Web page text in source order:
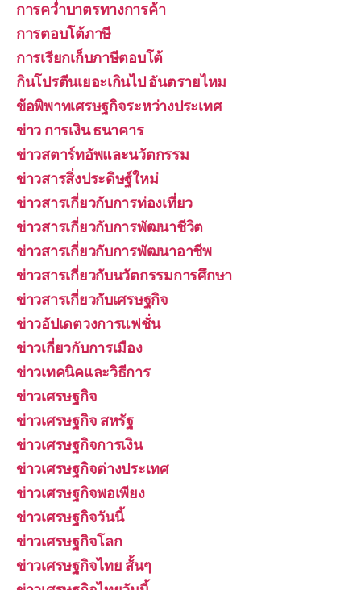
การคว่ำบาตรทางการค้า
การตอบโต้ภาษี
การเรียกเก็บภาษีตอบโต้
กินโปรตีนเยอะเกินไป อันตรายไหม
ข้อพิพาทเศรษฐกิจระหว่างประเทศ
ข่าว การเงิน ธนาคาร
ข่าวสตาร์ทอัพและนวัตกรรม
ข่าวสารสิ่งประดิษฐ์ใหม่
ข่าวสารเกี่ยวกับการท่องเที่ยว
ข่าวสารเกี่ยวกับการพัฒนาชีวิต
ข่าวสารเกี่ยวกับการพัฒนาอาชีพ
ข่าวสารเกี่ยวกับนวัตกรรมการศึกษา
ข่าวสารเกี่ยวกับเศรษฐกิจ
ข่าวอัปเดตวงการแฟชั่น
ข่าวเกี่ยวกับการเมือง
ข่าวเทคนิคและวิธีการ
ข่าวเศรษฐกิจ
ข่าวเศรษฐกิจ สหรัฐ
ข่าวเศรษฐกิจการเงิน
ข่าวเศรษฐกิจต่างประเทศ
ข่าวเศรษฐกิจพอเพียง
ข่าวเศรษฐกิจวันนี้
ข่าวเศรษฐกิจโลก
ข่าวเศรษฐกิจไทย สั้นๆ